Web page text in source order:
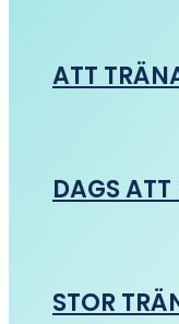
ATT
DAGS ATT
STOR